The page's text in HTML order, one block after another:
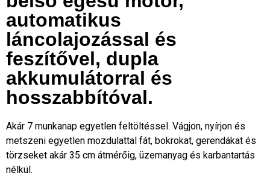
automatikus
láncolajozással és
feszítővel, dupla
akkumulátorral és
hosszabbítóval.
Akár 7 munkanap egyetlen feltöltéssel. Vágjon, nyírjon és
metszeni egyetlen mozdulattal fát, bokrokat, gerendákat és
törzseket akár 35 cm átmérőig, üzemanyag és karbantartás
nélkül.